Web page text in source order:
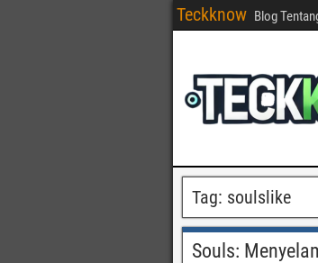
Teckknow Blog
Tag: soulslike
Souls: